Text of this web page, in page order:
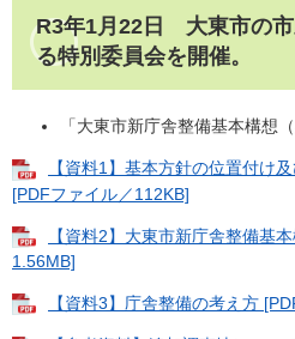
R3年1月22日 大東市の
る特別委員会を開催。
「大東市新庁舎整備基本構想
【資料1】基本方針の位置付け
[PDFファイル／112KB]
【資料2】大東市新庁舎整備基
1.56MB]
【資料3】庁舎整備の考え方